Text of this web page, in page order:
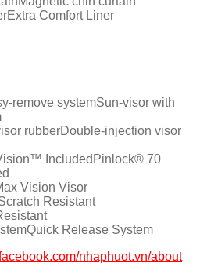
Extra Comfort Liner
Sun-visor with
Double-injection visor
Pinlock® 70
Vision Visor
Resistant
Quick Release System
nhaphuot.vn/about